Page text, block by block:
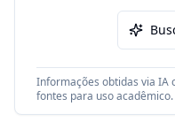
Informações obtidas via IA
fontes para uso acadêmico.